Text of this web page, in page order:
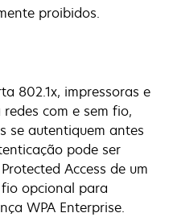
proibidos.
802.1x, impressoras e
com e sem fio,
se autentiquem antes
pode ser
Access de um
opcional para
WPA Enterprise.